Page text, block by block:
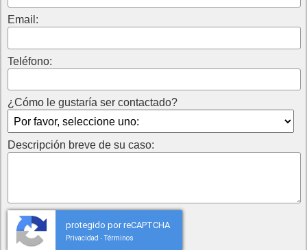
Email:
Teléfono:
¿Cómo le gustaría ser contactado?
Descripción breve de su caso:
protegido por reCAPTCHA
Privacidad - Términos